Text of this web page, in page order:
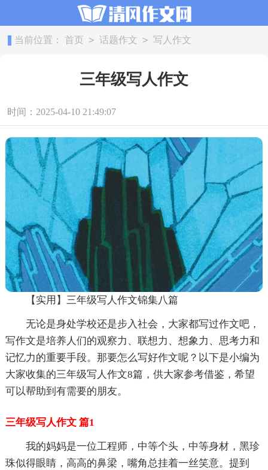
当前位置： 首页 > 话题作文 > 写人作文
三年级写人作文
时间：2025-04-10 21:49:07
【实用】三年级写人作文锦集八篇
无论是身处学校还是步入社会，大家都写过作文吧，
写作文是培养人们的观察力、联想力、想象力、思考力和
记忆力的重要手段。那要怎么写好作文呢？以下是小编为
大家收集的三年级写人作文8篇，供大家参考借鉴，希望
可以帮助到有需要的朋友。
三年级写人作文 篇1
我的妈妈是一位工程师，中等个头，中等身材，黑珍
珠似得眼睛，高高的鼻梁，嘴角总挂着一丝笑意。提到